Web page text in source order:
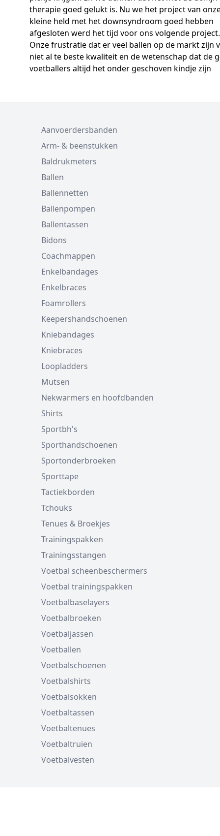
therapie goed gelukt is. Nu we het project van
kleine held met het downsyndroom goed hebben
afgesloten werd het tijd voor ons volgende project.
Onze frustratie dat er veel ballen op de markt zijn
niet al te beste kwaliteit en de wetenschap dat de
voetballers altijd het onder geschoven kindje zijn
Aanvoerdersbanden
Arm- & beenstukken
Baldrukmeters
Ballen
Ballennetten
Ballenpompen
Ballentassen
Bidons
Coachmappen
Enkelbandages
Enkelbraces
Foamrollers
Keepershandschoenen
Kniebandages
Kniebraces
Loopladders
Mutsen
Nekwarmers en hoofdbanden
Shirts
Sportbh's
Sporthandschoenen
Sportonderbroeken
Sporttape
Tactiekborden
Tchouks
Tenues & Broekjes
Trainingspakken
Trainingsstangen
Voetbal scheenbeschermers
Voetbal trainingspakken
Voetbalbaselayers
Voetbalbroeken
Voetbaljassen
Voetballen
Voetbalschoenen
Voetbalshirts
Voetbalsokken
Voetbaltassen
Voetbaltenues
Voetbaltruien
Voetbalvesten